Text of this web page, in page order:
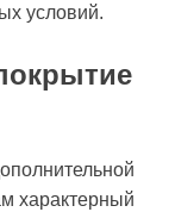
условий.
характерный